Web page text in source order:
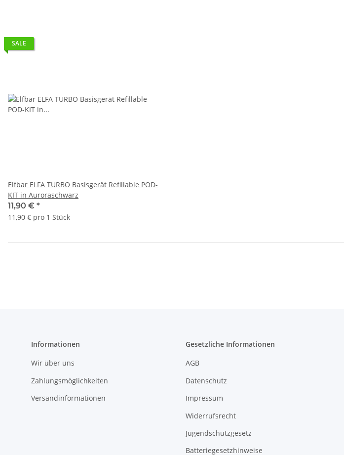
SALE
Elfbar ELFA TURBO Basisgerät Refillable POD-
KIT in Auroraschwarz
11,90 € *
11,90 € pro 1 Stück
Informationen
Wir über uns
Zahlungsmöglichkeiten
Versandinformationen
Gesetzliche Informationen
AGB
Datenschutz
Impressum
Widerrufsrecht
Jugendschutzgesetz
Batteriegesetzhinweise